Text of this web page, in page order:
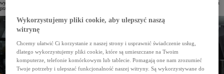
wymiarami typu kombivan i są przeznaczone raczej do realizacji dostaw w warunkach miejskich. Klasycznym
przykładem takiego auta jest
Wykorzystujemy pliki cookie, aby ulepszyć naszą
witrynę
Chcemy ułatwić Ci korzystanie z naszej strony i usprawnić świadczenie usług,
dlatego wykorzystujemy pliki cookie, które są umieszczane na Twoim
komputerze, telefonie komórkowym lub tablecie. Pomagają one nam zrozumieć
Twoje potrzeby i ulepszać funkcjonalność naszej witryny. Są wykorzystywane do